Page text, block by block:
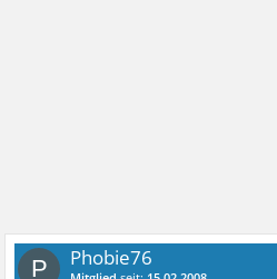
P Phobie76